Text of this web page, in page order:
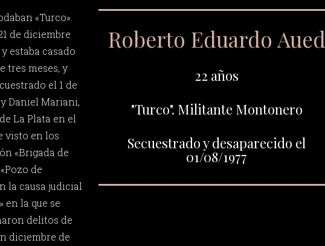
«Turco».
de diciembre
estaba casado
tres meses, y
el 1 de
Daniel Mariani,
La Plata en el
visto en los
«Brigada de
de
la causa judicial
en la que se
delitos de
diciembre de
Roberto Eduardo Aued
22 años
"Turco". Militante Montonero
Secuestrado y desaparecido el
01/08/1977